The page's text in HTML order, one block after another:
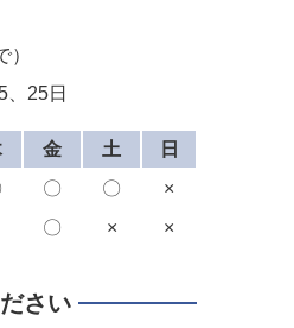
、25日
金 土
日
〇 〇
×
〇 × ×
さい